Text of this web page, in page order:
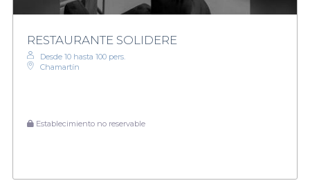
RESTAURANTE SOLIDERE
Desde 10 hasta 100 pers.
Chamartín
Establecimiento no reservable